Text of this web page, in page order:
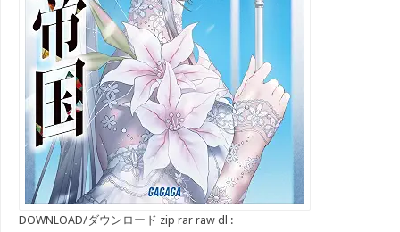
DOWNLOAD/ダウンロード zip rar raw dl :